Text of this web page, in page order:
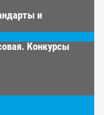
и
Конкурсы